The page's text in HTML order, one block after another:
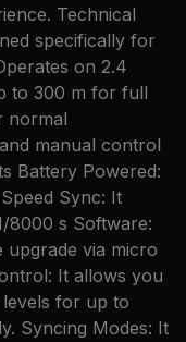
Technical
specifically for
on 2.4
to 300 m for full
normal
manual control
Battery Powered:
Sync: It
8000 s Software:
via micro
It allows you
for up to
Syncing Modes: It